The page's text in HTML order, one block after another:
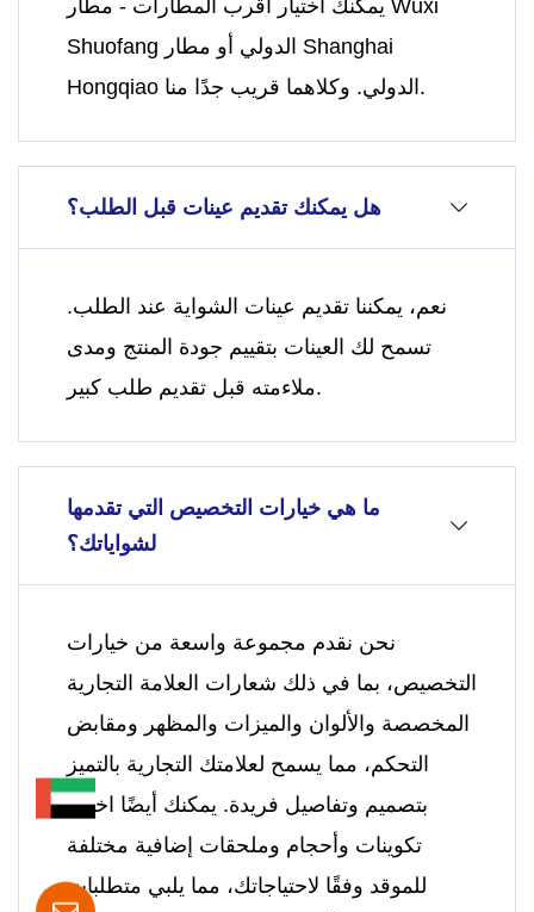
يمكنك اختيار أقرب المطارات - مطار Wuxi
Shuofang الدولي أو مطار Shanghai
Hongqiao الدولي. وكلاهما قريب جدًا منا.
هل يمكنك تقديم عينات قبل الطلب؟
نعم، يمكننا تقديم عينات الشواية عند الطلب.
تسمح لك العينات بتقييم جودة المنتج ومدى
ملاءمته قبل تقديم طلب كبير.
ما هي خيارات التخصيص التي تقدمها
لشواياتك؟
نحن نقدم مجموعة واسعة من خيارات
التخصيص، بما في ذلك شعارات العلامة التجارية
المخصصة والألوان والميزات والمظهر ومقابض
التحكم، مما يسمح لعلامتك التجارية بالتميز
بتصميم وتفاصيل فريدة. يمكنك أيضًا اختيار
تكوينات وأحجام وملحقات إضافية مختلفة
للموقد وفقًا لاحتياجاتك، مما يلبي متطلبات